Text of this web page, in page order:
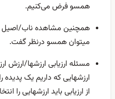
همسو فرض می‌کنیم.
همچنین مشاهده ناب/اصیل
میتوان همسو درنظر گفت.
مسئله ارزیابی ارزشها/ارزش
ارزشهایی که داریم یک
از ارزیابی باید ارزشهایی را